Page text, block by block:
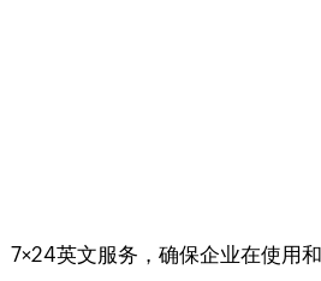
英文服务，确保企业在使用